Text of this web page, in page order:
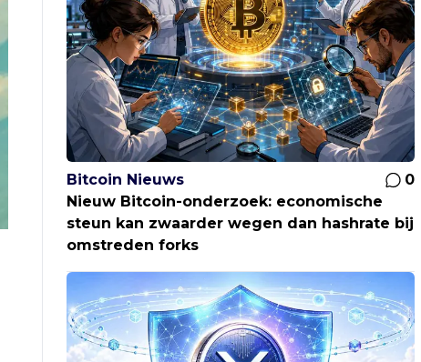
Bitcoin Nieuws
0
Nieuw Bitcoin-onderzoek: economische
steun kan zwaarder wegen dan hashrate bij
omstreden forks